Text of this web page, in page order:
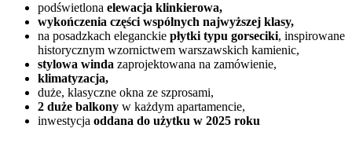
podświetlona elewacja klinkierowa,
wykończenia części wspólnych najwyższej klasy,
na posadzkach eleganckie płytki typu gorseciki, inspirowane
historycznym wzornictwem warszawskich kamienic,
stylowa winda zaprojektowana na zamówienie,
klimatyzacja,
duże, klasyczne okna ze szprosami,
2 duże balkony w każdym apartamencie,
inwestycja oddana do użytku w 2025 roku